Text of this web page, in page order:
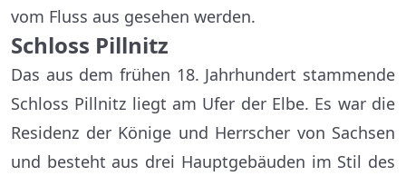
vom Fluss aus gesehen werden.
Schloss Pillnitz
Das aus dem frühen 18. Jahrhundert stammende
Schloss Pillnitz liegt am Ufer der Elbe. Es war die
Residenz der Könige und Herrscher von Sachsen
und besteht aus drei Hauptgebäuden im Stil des